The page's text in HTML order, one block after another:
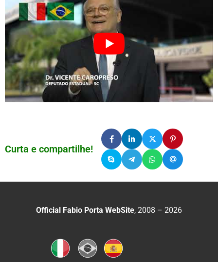
Curta e compartilhe!
Official Fabio Porta WebSite, 2008 – 2026